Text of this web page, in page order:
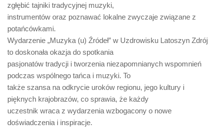
zgłębić tajniki tradycyjnej muzyki,
instrumentów oraz poznawać lokalne zwyczaje związane z
potańcówkami.
Wydarzenie „Muzyka (u) Źródeł” w Uzdrowisku Latoszyn Zdrój
to doskonała okazja do spotkania
pasjonatów tradycji i tworzenia niezapomnianych wspomnień
podczas wspólnego tańca i muzyki. To
także szansa na odkrycie uroków regionu, jego kultury i
pięknych krajobrazów, co sprawia, że każdy
uczestnik wraca z wydarzenia wzbogacony o nowe
doświadczenia i inspiracje.